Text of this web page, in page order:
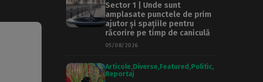
Sector 1 | Unde sunt
amplasate punctele de prim
ajutor și spațiile pentru
răcorire pe timp de caniculă
05/08/2026
Articole Diverse Featured Politic
Reportaj